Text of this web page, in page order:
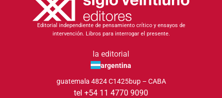
Editorial independiente de pensamiento crítico y ensayos de
intervención. Libros para interrogar el presente.
la editorial
argentina
guatemala 4824 C1425bup – CABA
tel +54 11 4770 9090